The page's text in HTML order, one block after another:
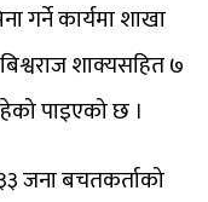
गर्ने कार्यमा शाखा
शाक्यसहित ७
पाइएको छ ।
जना बचतकर्ताको